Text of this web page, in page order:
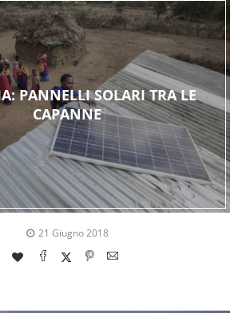
PANNELLI SOLARI TRA LE
CAPANNE
21 Giugno 2018